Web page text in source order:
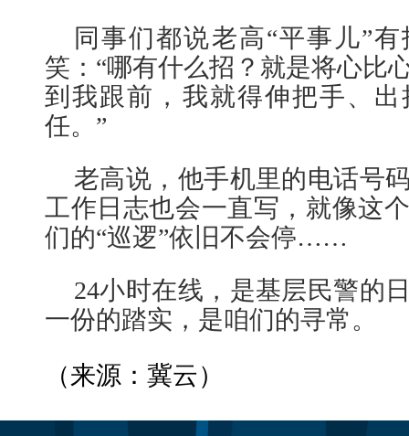
同事们都说老高“平事儿”
笑：“哪有什么招？就是将心比
到我跟前，我就得伸把手、
任。”
老高说，他手机里的电话号
工作日志也会一直写，就像这
们的“巡逻”依旧不会停……
24小时在线，是基层民警的
一份的踏实，是咱们的寻常。
（来源：冀云）